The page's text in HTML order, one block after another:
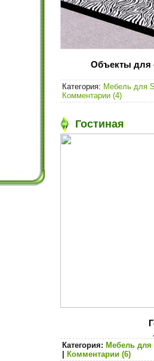
Объекты для
Категория: Мебель для
Комментарии (4)
Гостиная
Категория: Мебель для
Комментарии (6)